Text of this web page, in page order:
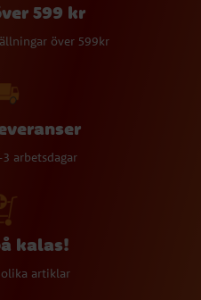
599 kr
över 599kr
arbetsdagar
kalas!
artiklar